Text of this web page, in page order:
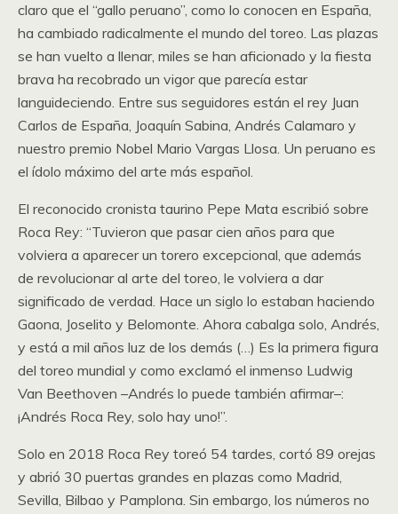
claro que el “gallo peruano”, como lo conocen en España,
ha cambiado radicalmente el mundo del toreo. Las plazas
se han vuelto a llenar, miles se han aficionado y la fiesta
brava ha recobrado un vigor que parecía estar
languideciendo. Entre sus seguidores están el rey Juan
Carlos de España, Joaquín Sabina, Andrés Calamaro y
nuestro premio Nobel Mario Vargas Llosa. Un peruano es
el ídolo máximo del arte más español.
El reconocido cronista taurino Pepe Mata escribió sobre
Roca Rey: “Tuvieron que pasar cien años para que
volviera a aparecer un torero excepcional, que además
de revolucionar al arte del toreo, le volviera a dar
significado de verdad. Hace un siglo lo estaban haciendo
Gaona, Joselito y Belomonte. Ahora cabalga solo, Andrés,
y está a mil años luz de los demás (…) Es la primera figura
del toreo mundial y como exclamó el inmenso Ludwig
Van Beethoven –Andrés lo puede también afirmar–:
¡Andrés Roca Rey, solo hay uno!”.
Solo en 2018 Roca Rey toreó 54 tardes, cortó 89 orejas
y abrió 30 puertas grandes en plazas como Madrid,
Sevilla, Bilbao y Pamplona. Sin embargo, los números no